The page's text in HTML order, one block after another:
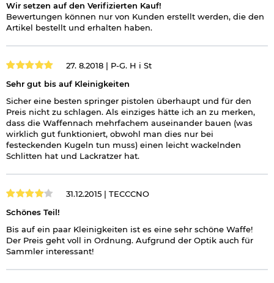
Wir setzen auf den Verifizierten Kauf!
Bewertungen können nur von Kunden erstellt werden, die den
Artikel bestellt und erhalten haben.
27. 8.2018 | P-G. H i St
Sehr gut bis auf Kleinigkeiten
Sicher eine besten springer pistolen überhaupt und für den
Preis nicht zu schlagen. Als einziges hätte ich an zu merken,
dass die Waffennach mehrfachem auseinander bauen (was
wirklich gut funktioniert, obwohl man dies nur bei
festeckenden Kugeln tun muss) einen leicht wackelnden
Schlitten hat und Lackratzer hat.
31.12.2015 | TECCCNO
Schönes Teil!
Bis auf ein paar Kleinigkeiten ist es eine sehr schöne Waffe!
Der Preis geht voll in Ordnung. Aufgrund der Optik auch für
Sammler interessant!